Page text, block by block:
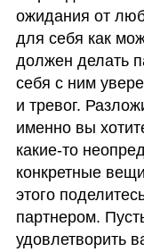
ожидания от
для себя как
должен делать
себя с ним
и тревог.
именно вы
какие-то
конкретные
этого
партнером.
удовлетворить